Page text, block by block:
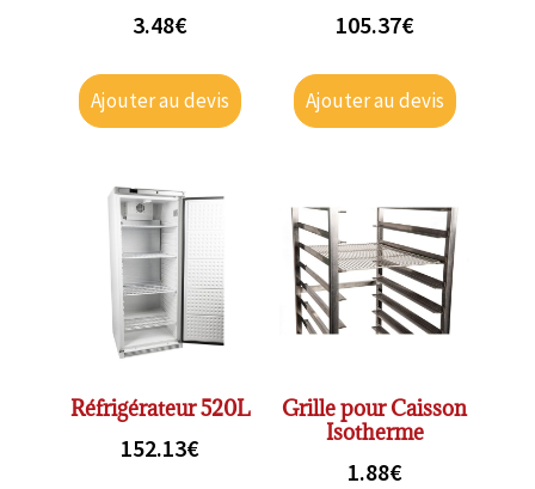
3.48€
Ajouter au devis
105.37€
Ajouter au devis
Réfrigérateur 520L
152.13€
Grille pour Caisson
Isotherme
1.88€